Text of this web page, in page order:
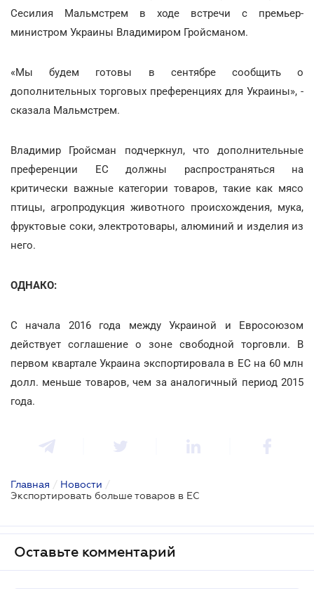
Сесилия Мальмстрем в ходе встречи с премьер-
министром Украины Владимиром Гройсманом.
«Мы будем готовы в сентябре сообщить о
дополнительных торговых преференциях для Украины», -
сказала Мальмстрем.
Владимир Гройсман подчеркнул, что дополнительные
преференции ЕС должны распространяться на
критически важные категории товаров, такие как мясо
птицы, агропродукция животного происхождения, мука,
фруктовые соки, электротовары, алюминий и изделия из
него.
ОДНАКО:
С начала 2016 года между Украиной и Евросоюзом
действует соглашение о зоне свободной торговли. В
первом квартале Украина экспортировала в ЕС на 60 млн
долл. меньше товаров, чем за аналогичный период 2015
года.
Главная / Новости /
Экспортировать больше товаров в ЕС
Оставьте комментарий